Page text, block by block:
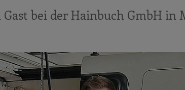
bei der Hainbuch GmbH in